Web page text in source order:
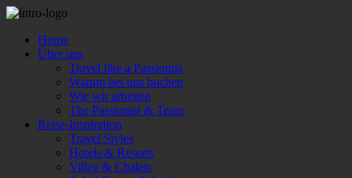
Home
Über uns
Travel like a Passionist
Warum bei uns buchen
Wie wir arbeiten
The Passionist & Team
Reise-Inspiration
Travel Styles
Hotels & Resorts
Villen & Chalets